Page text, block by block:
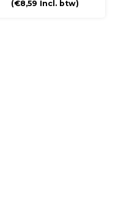
kunststoffen clip sluiting.
(€8,59 Incl. btw)